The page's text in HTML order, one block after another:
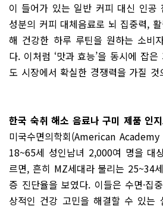
이 들어가 있는 일반 커피 대신 인공
성분의 커피 대체음료로 뇌 집중력,
해 건강한 하루 루틴을 원하는 소비
다. 이처럼 ‘맛과 효능’을 동시에 잡
도 시장에서 확실한 경쟁력을 가질 것
한국 숙취 해소 음료나 구미 제품 인
미국수면의학회(American
18~65세 성인남녀 2,000여 명을 대
르면, 흔히 MZ세대라 불리는 25~34
증 진단율을 보였다. 이들은 수면·집
상적인 건강 고민을 해결할 수 있는